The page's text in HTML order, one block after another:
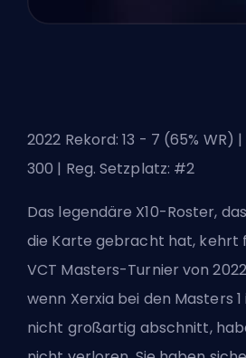
2022 Rekord: 13 - 7 (65% WR)
300 | Reg. Setzplatz: #2
Das legendäre X10-Roster,
die Karte gebracht hat, kehrt
VCT Masters-Turnier von
wenn Xerxia bei den Masters
nicht großartig abschnitt,